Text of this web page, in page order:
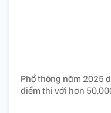
Phổ thông năm 2025
điểm thi với hơn